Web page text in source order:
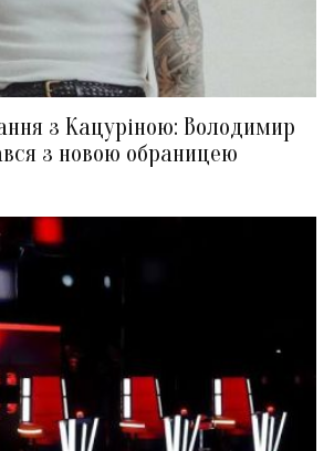
з Кацуріною: Володимир
з новою обраницею